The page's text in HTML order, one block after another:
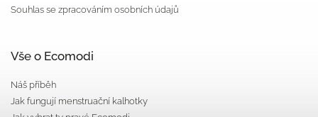
Souhlas se zpracováním osobních údajů
Vše o Ecomodi
Náš příběh
Jak fungují menstruační kalhotky